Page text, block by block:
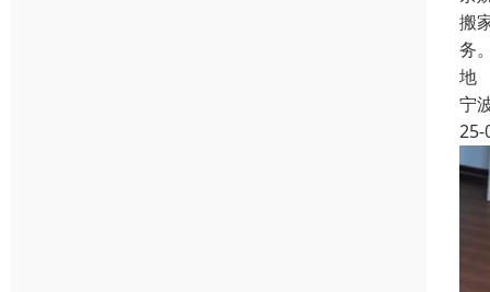
搬
务
地
宁
25-